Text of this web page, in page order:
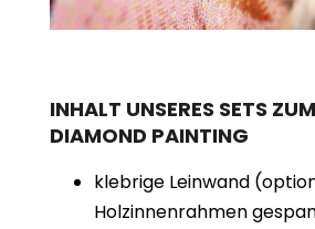
INHALT UNSERES SETS
DIAMOND PAINTING
klebrige Leinwand
Holzinnenrahmen